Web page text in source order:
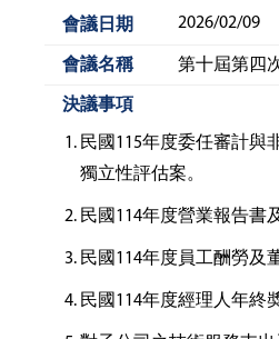
2026/02/09
第十屆第四
民國115年度委任審計與
獨立性評估案。
民國114年度營業報告書
民國114年度員工酬勞及
民國114年度經理人年終